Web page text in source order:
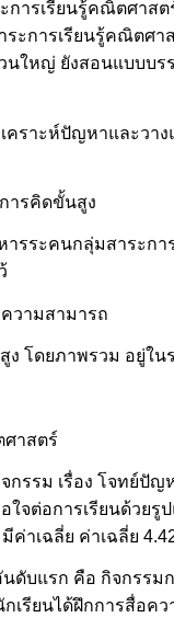
ารเรียนรู้คณิตศา
การเรียนรู้คณิตศา
ใหญ่ ยังสอนแบบบร
าะห์ปัญหาและวาง
ารคิดขั้นสูง
ารระคนกลุ่มสาระ
วามสามารถ
ง โดยภาพรวม อยู่ใน
ศาสตร์
กรรม เรื่อง โจทย์ปั
ต่อการเรียนด้วยรู
าเฉลี่ย ค่าเฉลี่ย
บแรก คือ กิจกรรม
เรียนได้ฝึกการสื่อ